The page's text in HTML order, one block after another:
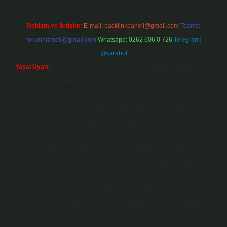
Reklam ve İletişim: E-mail: backlinkpaneli@gmail.com Teams:
forumhizmeti@gmail.com Whatsapp: 0262 606 0 726 Telegram:
@karabul
Yasal Uyarı: